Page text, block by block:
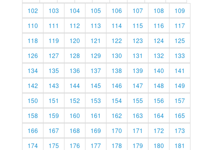
102
103 104 105 106 107 108
109
110
111 112 113 114 115 116
117
118
119 120 121 122 123 124
125
126
127 128 129 130 131 132
133
134
135 136 137 138 139 140
141
142
143 144 145 146 147 148
149
150
151 152 153 154 155 156
157
158
159 160 161 162 163 164
165
166
167 168 169 170 171 172
173
174
175 176 177 178 179 180
181